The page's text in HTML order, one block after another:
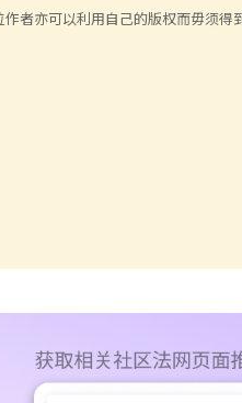
者亦可以利用自己的版权而毋须得